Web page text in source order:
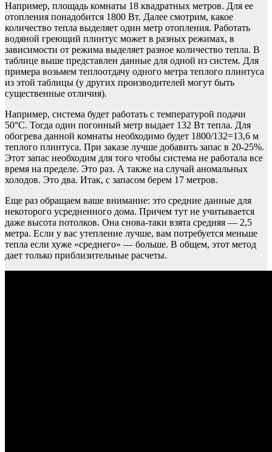
Например, площадь комнаты 18 квадратных метров. Для ее
отопления понадобится 1800 Вт. Далее смотрим, какое
количество тепла выделяет один метр отопления. Работать
водяной греющий плинтус может в разных режимах, в
зависимости от режима выделяет разное количество тепла. В
таблице выше представлен данные для одной из систем. Для
примера возьмем теплоотдачу одного метра теплого плинтуса
из этой таблицы (у других производителей могут быть
существенные отличия).
Например, система будет работать с температурой подачи
50°C. Тогда один погонный метр выдает 132 Вт тепла. Для
обогрева данной комнаты необходимо будет 1800/132=13,6 м
теплого плинтуса. При заказе лучше добавить запас в 20-25%.
Этот запас необходим для того чтобы система не работала все
время на пределе. Это раз. А также на случай аномальных
холодов. Это два. Итак, с запасом берем 17 метров.
Еще раз обращаем ваше внимание: это средние данные для
некоторого усредненного дома. Причем тут не учитывается
даже высота потолков. Она снова-таки взята средняя — 2,5
метра. Если у вас утепление лучше, вам потребуется меньше
тепла если хуже «среднего» — больше. В общем, этот метод
дает только приблизительные расчеты.